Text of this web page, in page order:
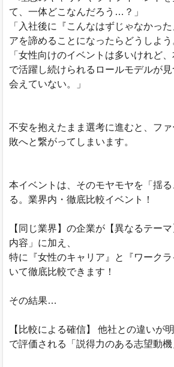
て、一体どこなんだろう…？」
「入社後に『こんなはずじゃなかっ
アを諦めることになったらどうしよう
「女性向けのイベントは多いけれど
で活躍し続けられるロールモデルが
会えていない。」
不安を抱えたまま選考に進むと、フ
敗へと繋がってしまいます。
本イベントは、そのモヤモヤを「揺る
る。業界内・徹底比較イベント！
【同じ業界】の企業が【異なるテー
内容」に加え、
特に『女性のキャリア』と『ワーク
いて徹底比較できます！
その結果…
【比較による確信】 他社との違いが
で評価される「説得力のある志望動機